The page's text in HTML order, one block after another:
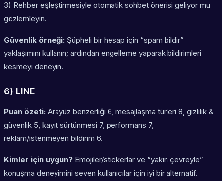
3) Rehber eşleştirmesiyle otomatik sohbet önerisi geliyor mu
gözlemleyin.
Güvenlik örneği: Şüpheli bir hesap için “spam bildir”
yaklaşımını kullanın; ardından engelleme yaparak bildirimleri
kesmeyi deneyin.
6) LINE
Puan özeti: Arayüz benzerliği 6, mesajlaşma türleri 8, gizlilik &
güvenlik 5, kayıt sürtünmesi 7, performans 7,
reklam/istenmeyen bildirim 6.
Kimler için uygun? Emojiler/stickerlar ve “yakın çevreyle”
konuşma deneyimini seven kullanıcılar için iyi bir alternatif.